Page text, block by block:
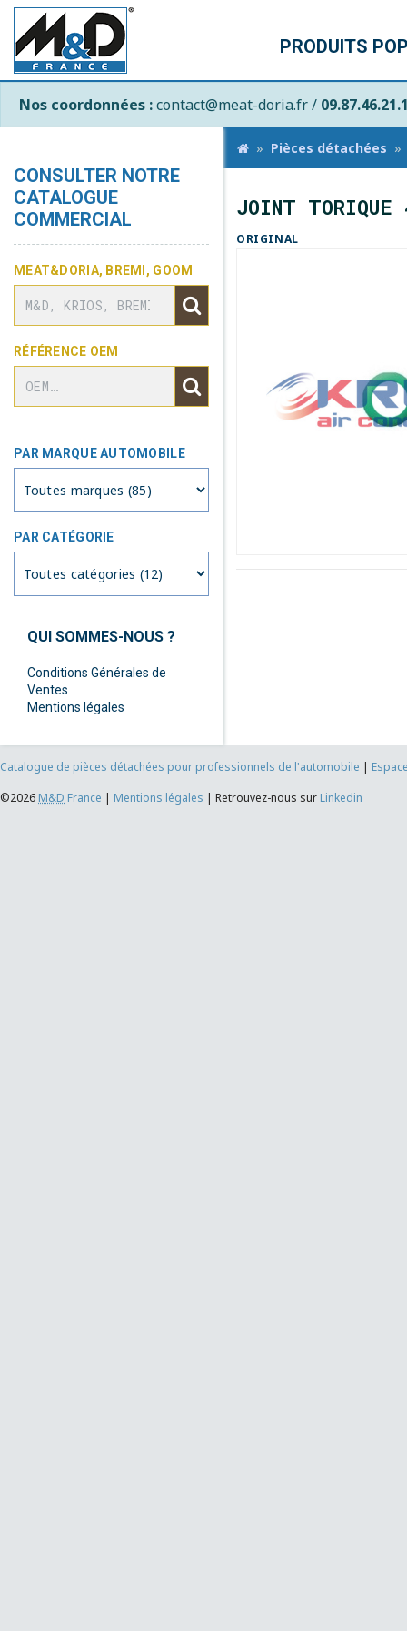
PRODUITS
Nos coordonnées :contact@meat-doria.fr /
CONSULTER NOTRE
CATALOGUE
COMMERCIAL
MEAT&DORIA, BREMI, GOOM
RÉFÉRENCE OEM
PAR MARQUE AUTOMOBILE
PAR CATÉGORIE
QUI SOMMES-NOUS ?
Conditions Générales de
Ventes
Mentions légales
Pièces détachées
JOINT
ORIGINAL
Catalogue de pièces détachées pour professionnels de l'automobile |
©2026 M&D France | Mentions légales | Retrouvez-nous sur Linkedin